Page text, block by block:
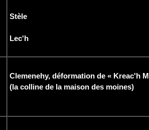
Stèle
Lec'h
Clemenehy, déformation de « Kreac'h
(la colline de la maison des moines)